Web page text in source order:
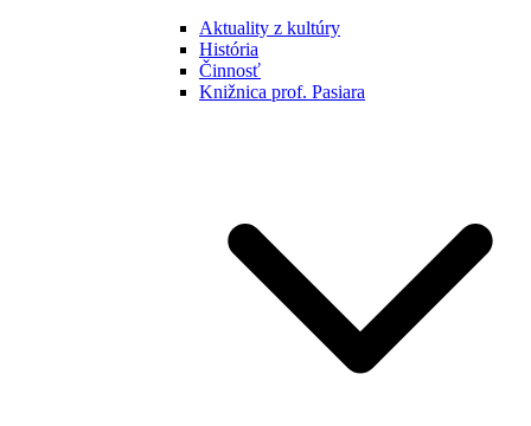
Aktuality z kultúry
História
Činnosť
Knižnica prof. Pasiara